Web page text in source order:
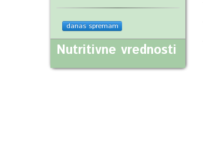
danas spremam
Nutritivne vrednosti